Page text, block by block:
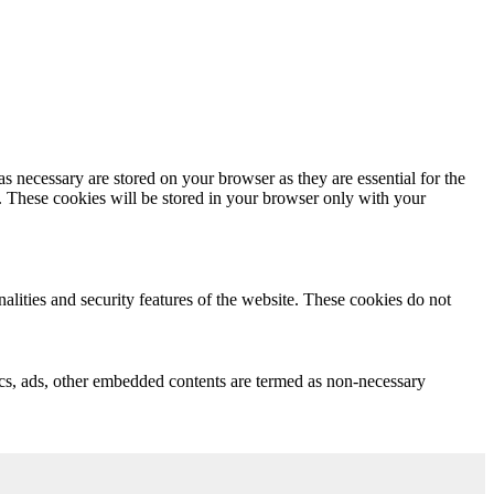
are stored on your browser as they are essential for the
These cookies will be stored in your browser only with your
and security features of the website. These cookies do not
other embedded contents are termed as non-necessary